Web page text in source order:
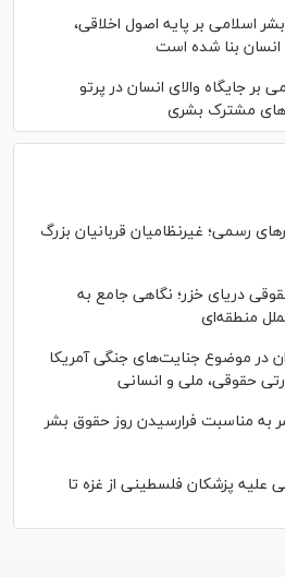
اسلامی بر پایه اصول اخلاقی،
انسان بنا شده است
بر جایگاه والای انسان در پرتو
مشترک بشری
رسمی؛ غیرنظامیان قربانیان بزرگ
دریای خزر؛ نگاهی جامع به
منطقه‌ای
در موضوع جنایت‌های جنگی آمریکا
حقوقی، ملی و انسانی
به مناسبت فرارسیدن روز حقوق بشر
پزشکان فلسطینی از غزه تا